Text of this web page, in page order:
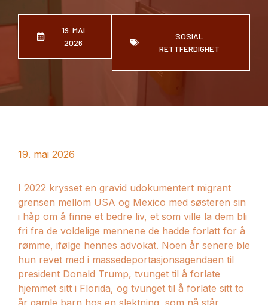
19. MAI
2026
SOSIAL
RETTFERDIGHET
19. mai 2026
I 2022 krysset en gravid udokumentert migrant
grensen mellom USA og Mexico med søsteren sin
i håp om å finne et bedre liv, et som ville la dem bli
fri fra de voldelige mennene de hadde forlatt for å
rømme, ifølge hennes advokat. Noen år senere ble
hun revet med i massedeportasjonsagendaen til
president Donald Trump, tvunget til å forlate
hjemmet sitt i Florida, og tvunget til å forlate sitt to
år gamle barn hos en slektning, som nå står